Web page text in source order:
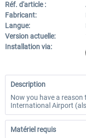
Réf. d'article :
Fabricant:
Langue:
Version actuelle:
Installation via:
Description
Now you have a
International Airport
Matériel requis